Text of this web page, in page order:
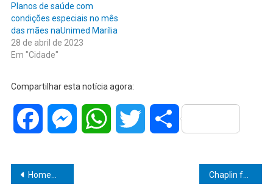
Planos de saúde com
condições especiais no mês
das mães naUnimed Marília
28 de abril de 2023
Em "Cidade"
Compartilhar esta notícia agora:
Facebook MessengerWhatsAppTwitter Share
Navegação
Homem é condenado a 14 anos de prisão por tentativa de homicídio